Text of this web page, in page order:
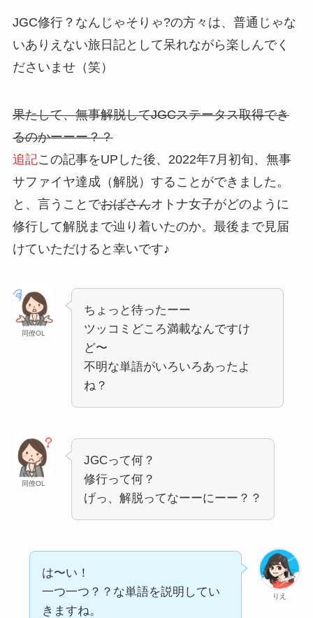
JGC修行？なんじゃそりゃ?の方々は、普通じゃな
いありえない旅日記として呆れながら楽しんでく
ださいませ（笑）
果たして、無事解脱してJGCステータス取得でき
るのかーーー？？
追記この記事をUPした後、2022年7月初旬、無事
サファイヤ達成（解脱）することができました。
と、言うことでおばさんオトナ女子がどのように
修行して解脱まで辿り着いたのか。最後まで見届
けていただけると幸いです♪
同僚OL
ちょっと待ったーー
ツッコミどころ満載なんですけ
ど〜
不明な単語がいろいろあったよ
ね？
同僚OL
JGCって何？
修行って何？
げっ、解脱ってなーーにーー？？
りえ
は〜い！
一つ一つ？？な単語を説明してい
きますね。